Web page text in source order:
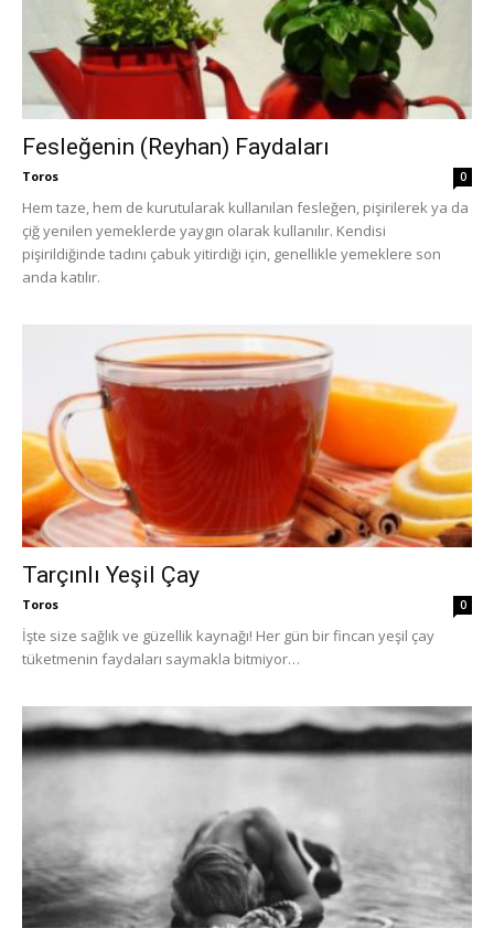
Fesleğenin (Reyhan) Faydaları
Toros 0
Hem taze, hem de kurutularak kullanılan fesleğen, pişirilerek ya da
çiğ yenilen yemeklerde yaygın olarak kullanılır. Kendisi
pişirildiğinde tadını çabuk yitirdiği için, genellikle yemeklere son
anda katılır.
Tarçınlı Yeşil Çay
Toros 0
İşte size sağlık ve güzellik kaynağı! Her gün bir fincan yeşil çay
tüketmenin faydaları saymakla bitmiyor…